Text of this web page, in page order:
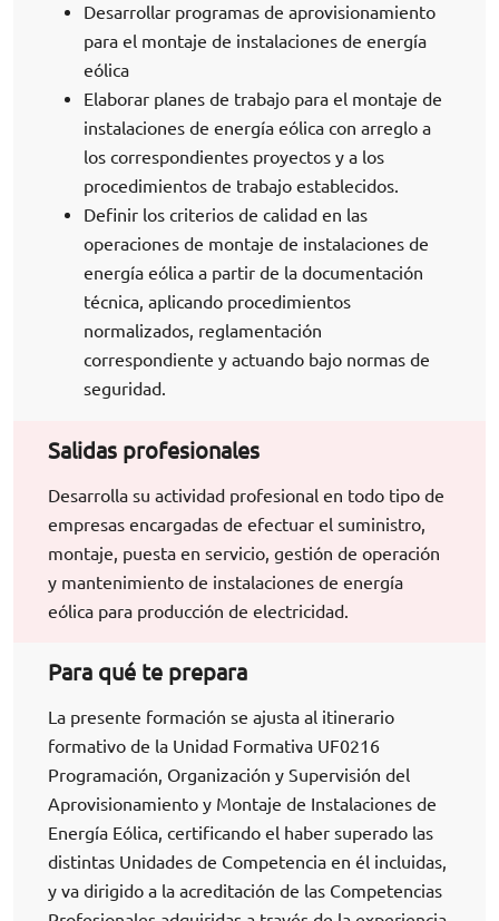
Desarrollar programas de aprovisionamiento
para el montaje de instalaciones de energía
eólica
Elaborar planes de trabajo para el montaje de
instalaciones de energía eólica con arreglo a
los correspondientes proyectos y a los
procedimientos de trabajo establecidos.
Definir los criterios de calidad en las
operaciones de montaje de instalaciones de
energía eólica a partir de la documentación
técnica, aplicando procedimientos
normalizados, reglamentación
correspondiente y actuando bajo normas de
seguridad.
Salidas profesionales
Desarrolla su actividad profesional en todo tipo de
empresas encargadas de efectuar el suministro,
montaje, puesta en servicio, gestión de operación
y mantenimiento de instalaciones de energía
eólica para producción de electricidad.
Para qué te prepara
La presente formación se ajusta al itinerario
formativo de la Unidad Formativa UF0216
Programación, Organización y Supervisión del
Aprovisionamiento y Montaje de Instalaciones de
Energía Eólica, certificando el haber superado las
distintas Unidades de Competencia en él incluidas,
y va dirigido a la acreditación de las Competencias